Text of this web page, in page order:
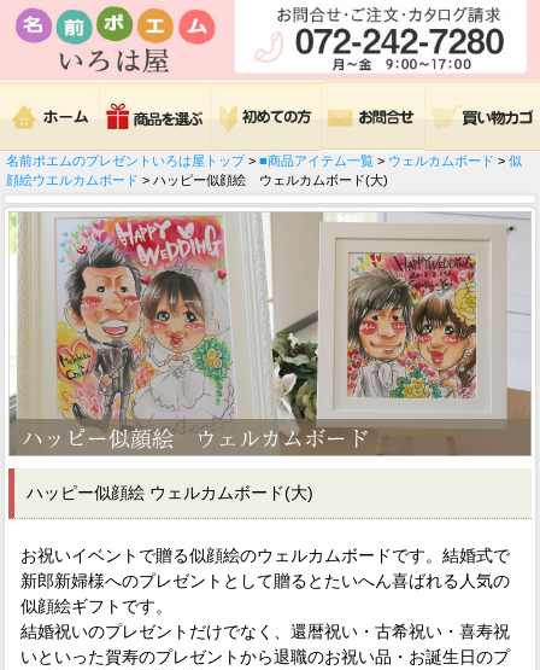
名前ポエムのプレゼントいろは屋トップ> ■商品アイテム一覧 > ウェルカムボード > 似
顔絵ウエルカムボード > ハッピー似顔絵 ウェルカムボード(大)
ハッピー似顔絵 ウェルカムボード(大)
お祝いイベントで贈る似顔絵のウェルカムボードです。結婚式で
新郎新婦様へのプレゼントとして贈るとたいへん喜ばれる人気の
似顔絵ギフトです。
結婚祝いのプレゼントだけでなく、還暦祝い・古希祝い・喜寿祝
いといった賀寿のプレゼントから退職のお祝い品・お誕生日のプ